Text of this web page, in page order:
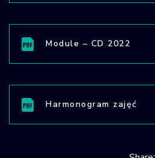
Module – CD 2022
Harmonogram zajęć